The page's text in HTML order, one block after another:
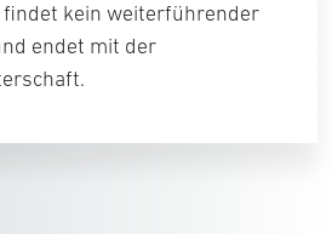
findet kein weiterführender
endet mit der